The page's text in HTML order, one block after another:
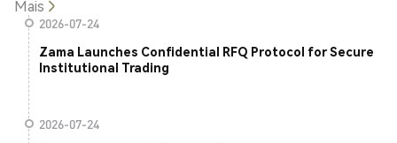
Mais
2026-07-24
Zama Launches Confidential RFQ Protocol for Secure
Institutional Trading
2026-07-24